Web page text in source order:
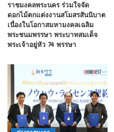
ราชมงคลพระนคร ร่วมใจจัด
ดอกไม้ตกแต่งงานสโมสรสันนิบาต
เนื่องในโอกาสมหามงคลเฉลิม
พระชนมพรรษา พระบาทสมเด็จ
พระเจ้าอยู่หัว 74 พรรษา